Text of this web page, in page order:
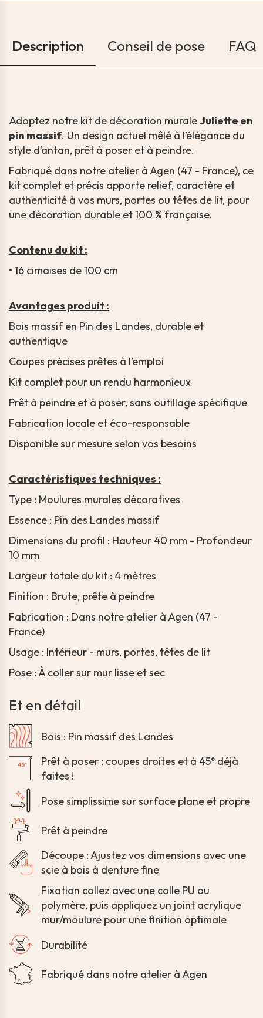
Description Conseil de pose FAQ
Adoptez notre kit de décoration muraleJuliette en
pin massif. Un design actuel mêlé à l’élégance du
style d’antan, prêt à poser et à peindre.
Fabriqué dans notre atelier à Agen (47 - France), ce
kit complet et précis apporte relief, caractère et
authenticité à vos murs, portes ou têtes de lit, pour
une décoration durable et 100 % française.
Contenu du kit :
• 16 cimaises de 100 cm
Avantages produit :
Bois massif en Pin des Landes, durable et
authentique
Coupes précises prêtes à l’emploi
Kit complet pour un rendu harmonieux
Prêt à peindre et à poser, sans outillage spécifique
Fabrication locale et éco-responsable
Disponible sur mesure selon vos besoins
Caractéristiques techniques :
Type : Moulures murales décoratives
Essence : Pin des Landes massif
Dimensions du profil : Hauteur 40 mm - Profondeur
10 mm
Largeur totale du kit : 4 mètres
Finition : Brute, prête à peindre
Fabrication : Dans notre atelier à Agen (47 -
France)
Usage : Intérieur - murs, portes, têtes de lit
Pose : À coller sur mur lisse et sec
Et en détail
Bois : Pin massif des Landes
Prêt à poser : coupes droites et à 45° déjà
faites !
Pose simplissime sur surface plane et propre
Prêt à peindre
Découpe : Ajustez vos dimensions avec une
scie à bois à denture fine
Fixation collez avec une colle PU ou
polymère, puis appliquez un joint acrylique
mur/moulure pour une finition optimale
Durabilité
Fabriqué dans notre atelier à Agen